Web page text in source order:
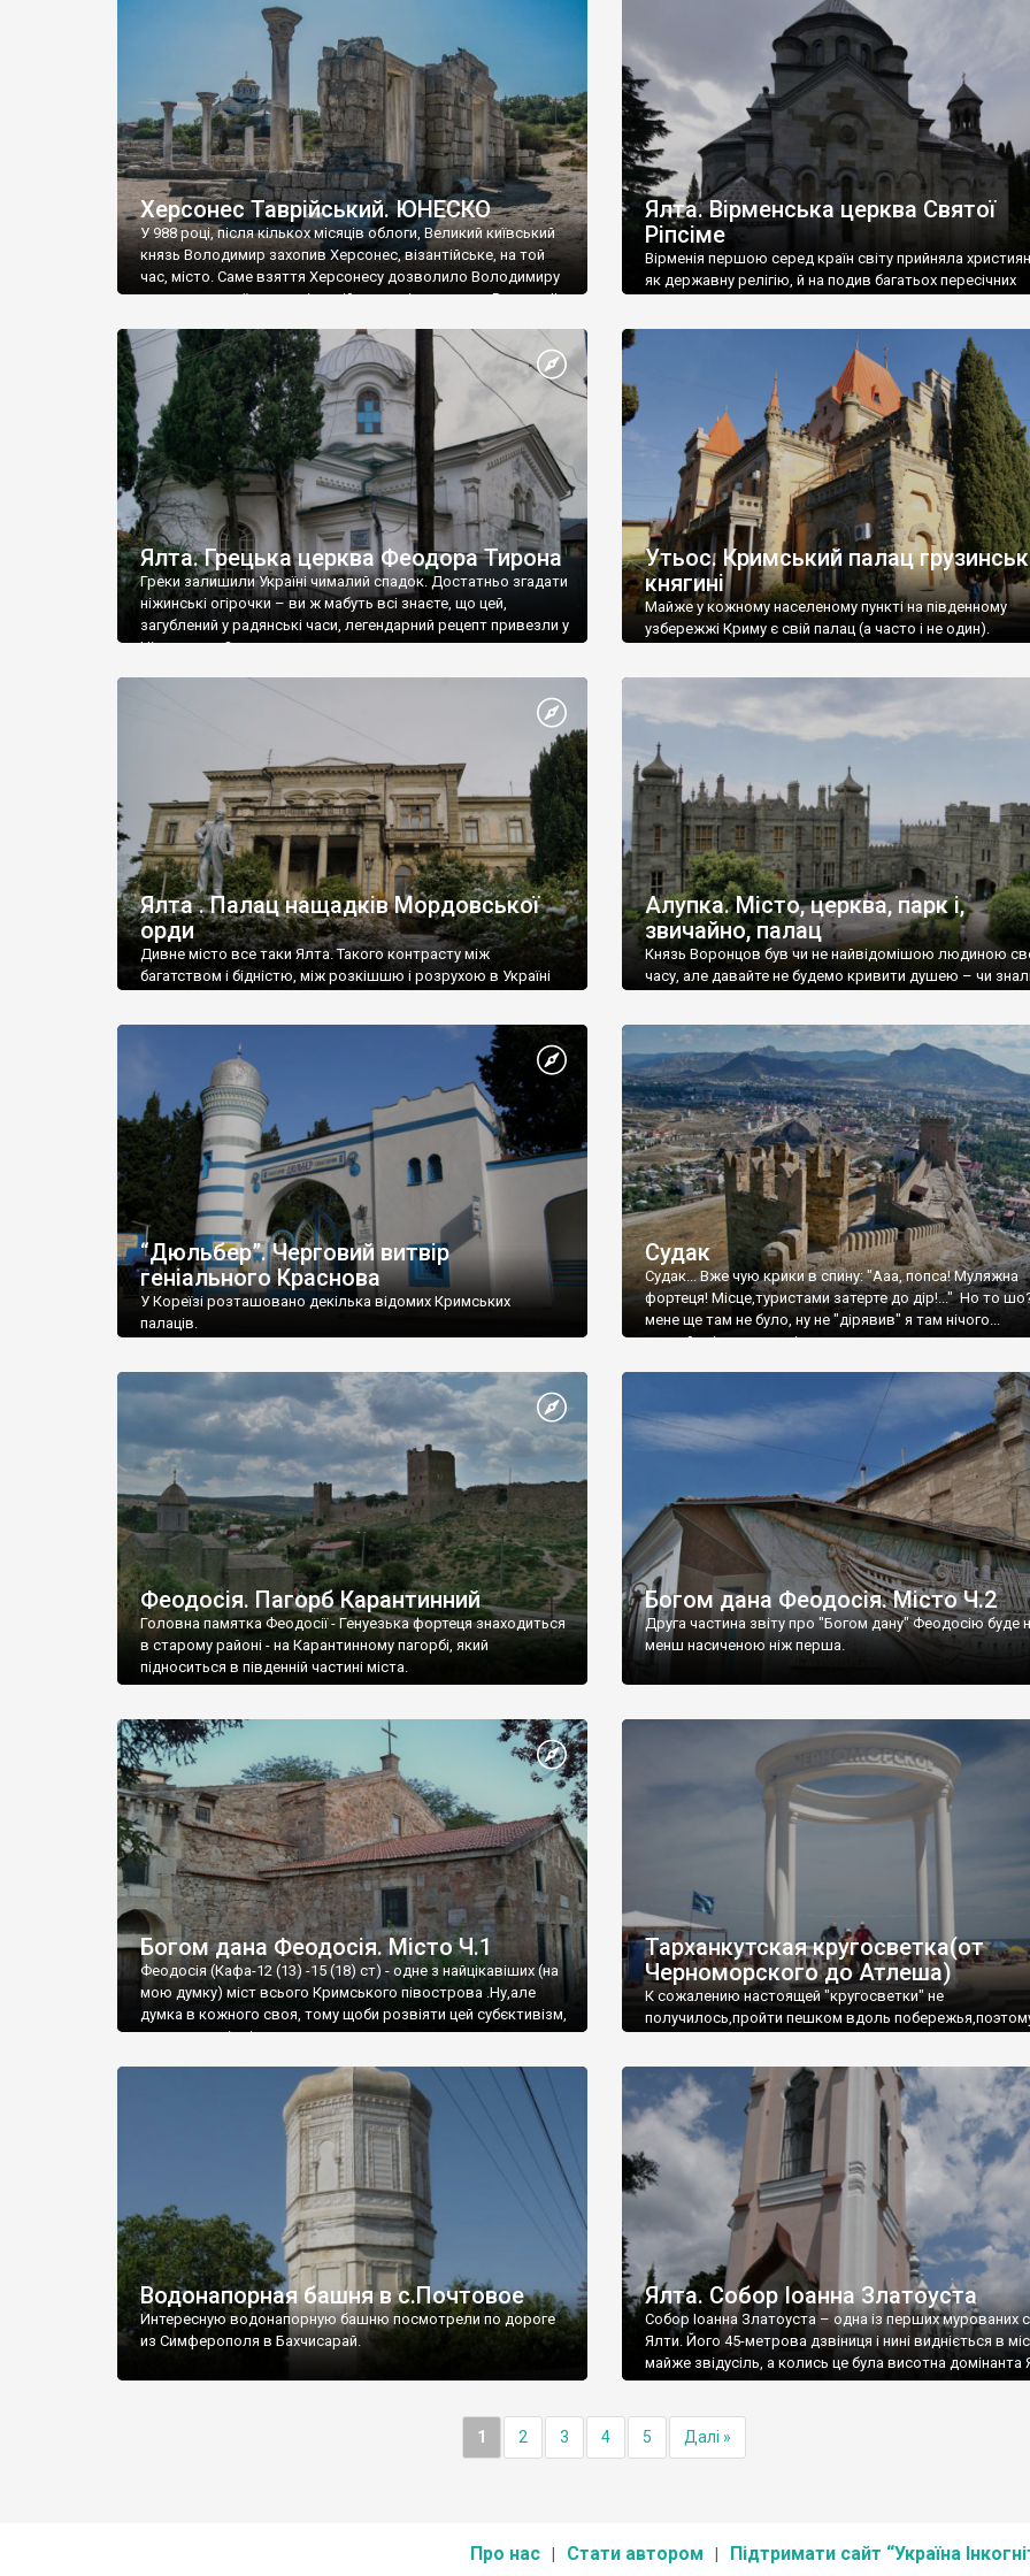
візантійської доби. Раритети викрадені з фондів об’єкту
культурної спадщини ЮНЕСКО «Херсонеса Таврійського».
Офіційно – на виставку «Золото Візантії», але експерти та
влада в Україні вважають це лише […]
називаються «повстяками» (postaki)…” “Вино. Крим
виробляє відмінне вино і його вдосталь: воно все
легке біле і дуже […]
Херсонес Таврійський. ЮНЕСКО
У 988 році, після кількох місяців облоги, Великий київський
князь Володимир захопив Херсонес, візантійське, на той
час, місто. Саме взяття Херсонесу дозволило Володимиру
диктувати свої умови візантійському імператору Василю ІІ,
Херсонесі Володимир-язичник, став Василем-
християнином. А потім було Хрещення Русі. На честь
Херсонесу Таврійського названо місто […]
Ялта. Вірменська церква Святої
Ріпсіме
Вірменія першою серед країн світу прийняла
як державну релігію, й на подив багатьох пересічних
Ялта. Грецька церква Феодора Тирона
Греки залишили Україні чималий спадок. Достатньо згадати
ніжинські огірочки – ви ж мабуть всі знаєте, що цей,
загублений у радянські часи, легендарний рецепт привезли у
Ніжин греки?
Утьос. Кримський палац
княгині
Майже у кожному населеному пункті на південному
узбережжі Криму є свій палац (а часто і не один).
Ялта . Палац нащадків Мордовської
орди
Дивне місто все таки Ялта. Такого контрасту між
багатством і бідністю, між розкішшю і розрухою в Україні
Алупка. Місто, церква, парк і,
звичайно, палац
Князь Воронцов був чи не найвідомішою людиною
часу, але давайте не будемо кривити душею – чи
“Дюльбер”. Черговий витвір
геніального Краснова
У Кореїзі розташовано декілька відомих Кримських
палаців.
Судак
Судак... Вже чую крики в спину: "Ааа, попса! Муляжна
фортеця! Місце,туристами затерте до дір!..." Но то
мене ще там не було, ну не "дірявив" я там нічого...
принаймні до цього літа.
Феодосія. Пагорб Карантинний
Головна памятка Феодосії - Генуезька фортеця знаходиться
в старому районі - на Карантинному пагорбі, який
підноситься в південній частині міста.
Богом дана Феодосія. Місто Ч.2
Друга частина звіту про "Богом дану" Феодосію буде
менш насиченою ніж перша.
Богом дана Феодосія. Місто Ч.1
Феодосія (Кафа-12 (13) -15 (18) ст) - одне з найцікавіших (на
мою думку) міст всього Кримського півострова .Ну,але
думка в кожного своя, тому щоби розвіяти цей субєктивізм,
запрошую відвідати це
Тарханкутская кругосветка(от
Черноморского до Атлеша)
К сожалению настоящей "кругосветки" не
получилось,пройти пешком вдоль
Водонапорная башня в с.Почтовое
Интересную водонапорную башню посмотрели по дороге
из Симферополя в Бахчисарай.
Ялта. Собор Іоанна Златоуста
Собор Іоанна Златоуста – одна із перших мурованих
Ялти. Його 45-метрова дзвіниця і нині видніється в
майже звідусіль, а колись це була висотна домінанта
1 2 3 4 5 Далі »
Про нас Стати автором Підтримати сайт “Україна